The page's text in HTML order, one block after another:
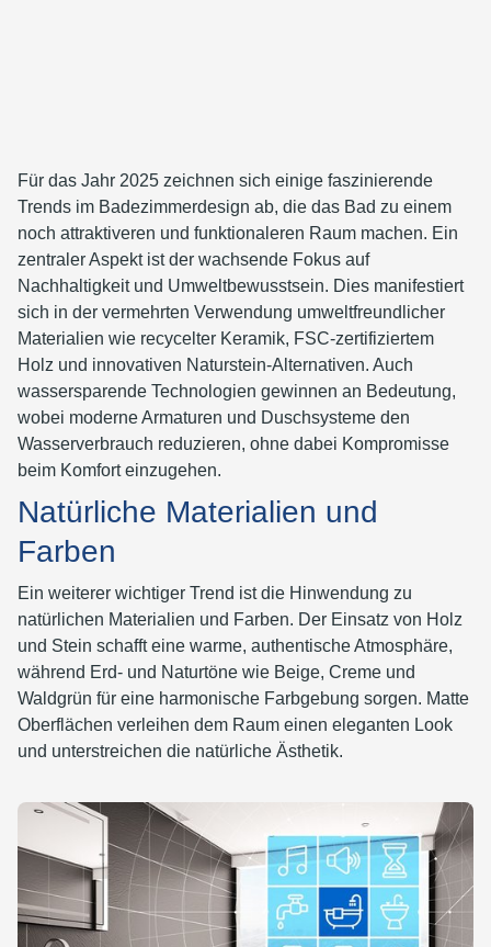
Für das Jahr 2025 zeichnen sich einige faszinierende
Trends im Badezimmerdesign ab, die das Bad zu einem
noch attraktiveren und funktionaleren Raum machen. Ein
zentraler Aspekt ist der wachsende Fokus auf
Nachhaltigkeit und Umweltbewusstsein. Dies manifestiert
sich in der vermehrten Verwendung umweltfreundlicher
Materialien wie recycelter Keramik, FSC-zertifiziertem
Holz und innovativen Naturstein-Alternativen. Auch
wassersparende Technologien gewinnen an Bedeutung,
wobei moderne Armaturen und Duschsysteme den
Wasserverbrauch reduzieren, ohne dabei Kompromisse
beim Komfort einzugehen.
Natürliche Materialien und
Farben
Ein weiterer wichtiger Trend ist die Hinwendung zu
natürlichen Materialien und Farben. Der Einsatz von Holz
und Stein schafft eine warme, authentische Atmosphäre,
während Erd- und Naturtöne wie Beige, Creme und
Waldgrün für eine harmonische Farbgebung sorgen. Matte
Oberflächen verleihen dem Raum einen eleganten Look
und unterstreichen die natürliche Ästhetik.